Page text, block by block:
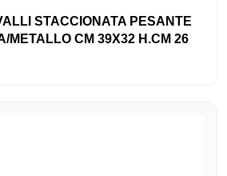
STACCIONATA PESANTE
METALLO CM 39X32 H.CM 26